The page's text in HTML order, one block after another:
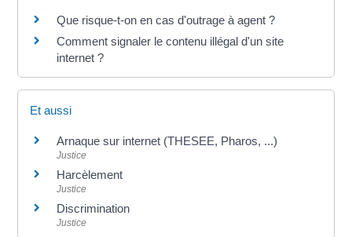
Que risque-t-on en cas d'outrage à agent ?
Comment signaler le contenu illégal d'un site
internet ?
Et aussi
Arnaque sur internet (THESEE, Pharos, ...)
Justice
Harcèlement
Justice
Discrimination
Justice